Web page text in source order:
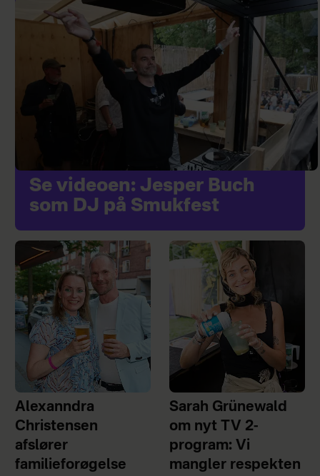
Se videoen: Jesper Buch
som DJ på Smukfest
Alexanndra
Christensen
afslører
familieforøgelse
Sarah Grünewald
om nyt TV 2-
program: Vi
mangler respekten